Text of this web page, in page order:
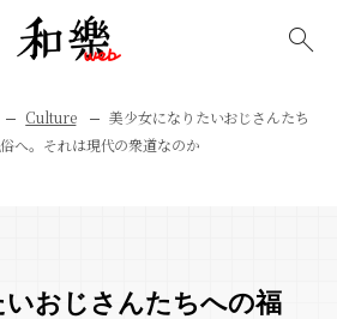
Culture
美少女になりたいおじさんたち
へ。それは現代の衆道なのか
おじさんたちへの福